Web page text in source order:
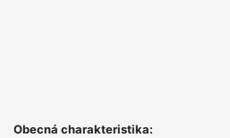
Obecná charakteristika: